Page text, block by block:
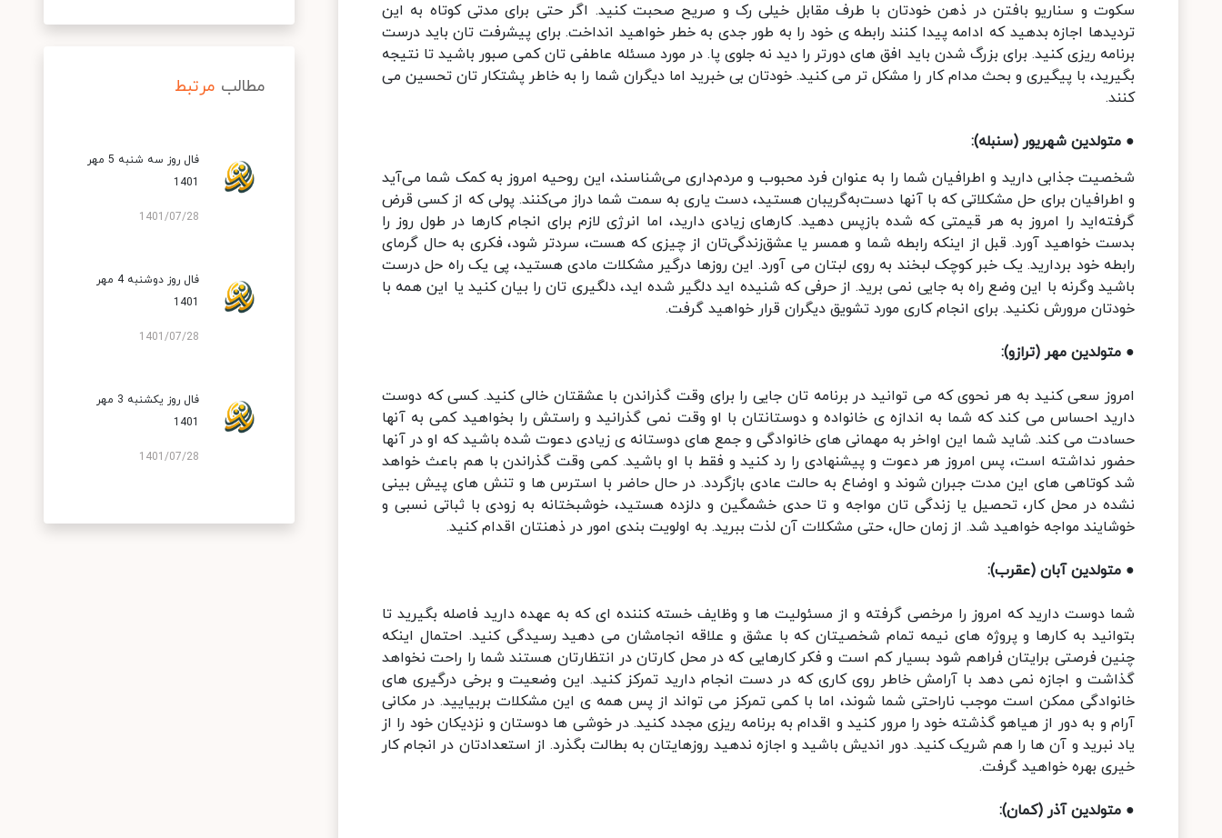
سکوت و سناریو بافتن در ذهن خودتان با طرف مقابل خیلی رک و صریح صحبت کنید. اگر حتی برای مدتی کوتاه به این
تردیدها اجازه بدهید که ادامه پیدا کنند رابطه ی خود را به طور جدی به خطر خواهید انداخت. برای پیشرفت تان باید درست
برنامه ریزی کنید. برای بزرگ شدن باید افق های دورتر را دید نه جلوی پا. در مورد مسئله عاطفی تان کمی صبور باشید تا نتیجه
بگیرید، با پیگیری و بحث مدام کار را مشکل تر می کنید. خودتان بی خبرید اما دیگران شما را به خاطر پشتکار تان تحسین می
کنند.
● متولدین شهریور (سنبله):
شخصیت جذابی دارید و اطرافیان شما را به عنوان فرد محبوب و مردم‌داری می‌شناسند، این روحیه امروز به کمک شما می‌آید
و اطرافیان برای حل مشکلاتی که با آنها دست‌به‌گریبان هستید، دست یاری به سمت شما دراز می‌کنند. پولی که از کسی قرض
گرفته‌اید را امروز به هر قیمتی که شده بازپس دهید. کارهای زیادی دارید، اما انرژی لازم برای انجام کارها در طول روز را
بدست خواهید آورد. قبل از اینکه رابطه شما و همسر یا عشق‌زندگی‌تان از چیزی که هست، سردتر شود، فکری به حال گرمای
رابطه خود بردارید. یک خبر کوچک لبخند به روی لبتان می آورد. این روزها درگیر مشکلات مادی هستید، پی یک راه حل درست
باشید وگرنه با این وضع راه به جایی نمی برید. از حرفی که شنیده اید دلگیر شده اید، دلگیری تان را بیان کنید یا این همه با
خودتان مرورش نکنید. برای انجام کاری مورد تشویق دیگران قرار خواهید گرفت.
● متولدین مهر (ترازو):
امروز سعی کنید به هر نحوی که می توانید در برنامه تان جایی را برای وقت گذراندن با عشقتان خالی کنید. کسی که دوست
دارید احساس می کند که شما به اندازه ی خانواده و دوستانتان با او وقت نمی گذرانید و راستش را بخواهید کمی به آنها
حسادت می کند. شاید شما این اواخر به مهمانی های خانوادگی و جمع های دوستانه ی زیادی دعوت شده باشید که او در آنها
حضور نداشته است، پس امروز هر دعوت و پیشنهادی را رد کنید و فقط با او باشید. کمی وقت گذراندن با هم باعث خواهد
شد کوتاهی های این مدت جبران شوند و اوضاع به حالت عادی بازگردد. در حال حاضر با استرس ها و تنش های پیش بینی
نشده در محل کار، تحصیل یا زندگی تان مواجه و تا حدی خشمگین و دلزده هستید، خوشبختانه به زودی با ثباتی نسبی و
خوشایند مواجه خواهید شد. از زمان حال، حتی مشکلات آن لذت ببرید. به اولویت بندی امور در ذهنتان اقدام کنید.
● متولدین آبان (عقرب):
شما دوست دارید که امروز را مرخصی گرفته و از مسئولیت ها و وظایف خسته کننده ای که به عهده دارید فاصله بگیرید تا
بتوانید به کارها و پروژه های نیمه تمام شخصیتان که با عشق و علاقه انجامشان می دهید رسیدگی کنید. احتمال اینکه
چنین فرصتی برایتان فراهم شود بسیار کم است و فکر کارهایی که در محل کارتان در انتظارتان هستند شما را راحت نخواهد
گذاشت و اجازه نمی دهد با آرامش خاطر روی کاری که در دست انجام دارید تمرکز کنید. این وضعیت و برخی درگیری های
خانوادگی ممکن است موجب ناراحتی شما شوند، اما با کمی تمرکز می تواند از پس همه ی این مشکلات بربیایید. در مکانی
آرام و به دور از هیاهو گذشته خود را مرور کنید و اقدام به برنامه ریزی مجدد کنید. در خوشی ها دوستان و نزدیکان خود را از
یاد نبرید و آن ها را هم شریک کنید. دور اندیش باشید و اجازه ندهید روزهایتان به بطالت بگذرد. از استعدادتان در انجام کار
خیری بهره خواهید گرفت.
● متولدین آذر (کمان):
مطالب مرتبط
فال روز سه شنبه 5 مهر
1401
1401/07/28
فال روز دوشنبه 4 مهر
1401
1401/07/28
فال روز یکشنبه 3 مهر
1401
1401/07/28